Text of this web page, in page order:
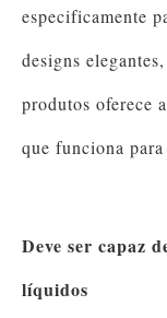
especificamente
designs
produtos oferece
que funciona para
Deve ser capaz
líquidos